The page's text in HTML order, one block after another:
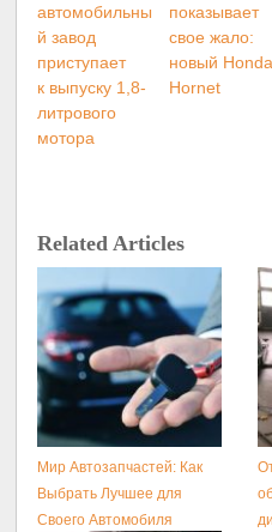
автомобильны
й завод
приступает
к выпуску 1,8-
литрового
мотора
показывает
свое жало:
новый Honda
Hornet
Related Articles
Мир Автозапчастей: Как
Выбрать Лучшее для
Своего Автомобиля